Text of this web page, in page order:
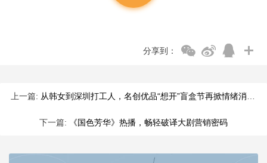
分享到：
上一篇: 从韩女到深圳打工人，名创优品“想开”盲盒节再掀情绪消费风潮
下一篇: 《国色芳华》热播，畅轻破译大剧营销密码